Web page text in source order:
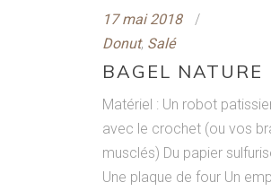
17 mai 2018
Donut, Salé
BAGEL NATURE
Matériel : Un robot
avec le crochet (ou vos
musclés) Du papier
Une plaque de four Un